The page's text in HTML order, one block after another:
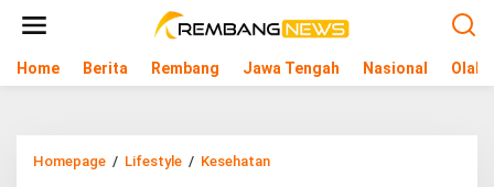
t
Home Berita Rembang Jawa Tengah Nasional
Homepage / Lifestyle / Kesehatan